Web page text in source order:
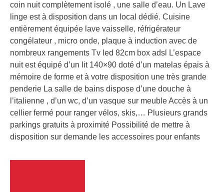
coin nuit complètement isolé , une salle d’eau. Un Lave
linge est à disposition dans un local dédié. Cuisine
entièrement équipée lave vaisselle, réfrigérateur
congélateur , micro onde, plaque à induction avec de
nombreux rangements Tv led 82cm box adsl L’espace
nuit est équipé d’un lit 140×90 doté d’un matelas épais à
mémoire de forme et à votre disposition une très grande
penderie La salle de bains dispose d’une douche à
l’italienne , d’un wc, d’un vasque sur meuble Accès à un
cellier fermé pour ranger vélos, skis,… Plusieurs grands
parkings gratuits à proximité Possibilité de mettre à
disposition sur demande les accessoires pour enfants